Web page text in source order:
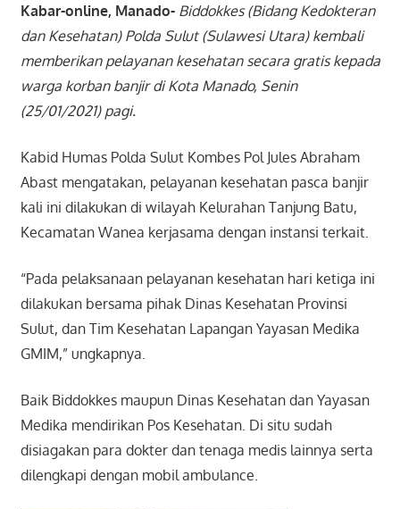
Kabar-online, Manado- Biddokkes (Bidang Kedokteran
dan Kesehatan) Polda Sulut (Sulawesi Utara) kembali
memberikan pelayanan kesehatan secara gratis kepada
warga korban banjir di Kota Manado, Senin
(25/01/2021) pagi.
Kabid Humas Polda Sulut Kombes Pol Jules Abraham
Abast mengatakan, pelayanan kesehatan pasca banjir
kali ini dilakukan di wilayah Kelurahan Tanjung Batu,
Kecamatan Wanea kerjasama dengan instansi terkait.
“Pada pelaksanaan pelayanan kesehatan hari ketiga ini
dilakukan bersama pihak Dinas Kesehatan Provinsi
Sulut, dan Tim Kesehatan Lapangan Yayasan Medika
GMIM,” ungkapnya.
Baik Biddokkes maupun Dinas Kesehatan dan Yayasan
Medika mendirikan Pos Kesehatan. Di situ sudah
disiagakan para dokter dan tenaga medis lainnya serta
dilengkapi dengan mobil ambulance.